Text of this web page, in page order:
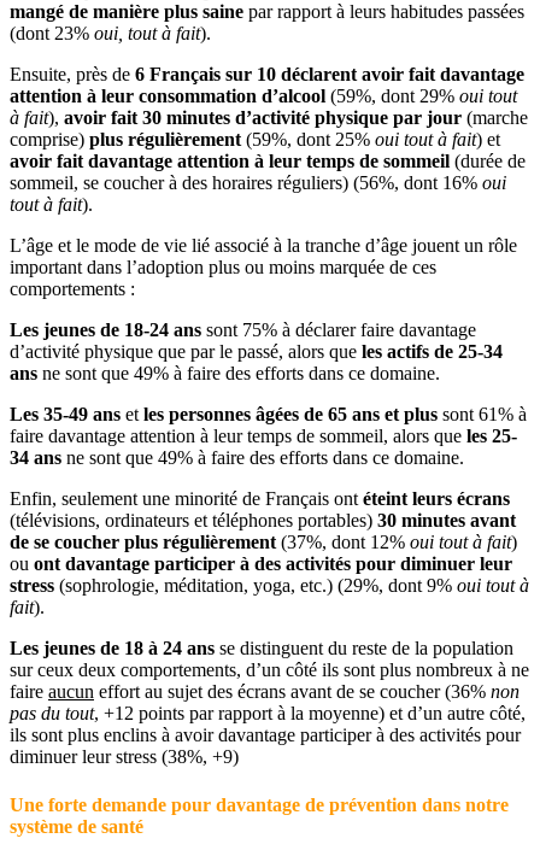
mangé de manière plus saine par rapport à leurs habitudes passées
(dont 23% oui, tout à fait).
Ensuite, près de 6 Français sur 10 déclarent avoir fait davantage
attention à leur consommation d’alcool (59%, dont 29% oui tout
à fait), avoir fait 30 minutes d’activité physique par jour (marche
comprise) plus régulièrement (59%, dont 25% oui tout à fait) et
avoir fait davantage attention à leur temps de sommeil (durée de
sommeil, se coucher à des horaires réguliers) (56%, dont 16% oui
tout à fait).
L’âge et le mode de vie lié associé à la tranche d’âge jouent un rôle
important dans l’adoption plus ou moins marquée de ces
comportements :
Les jeunes de 18-24 ans sont 75% à déclarer faire davantage
d’activité physique que par le passé, alors que les actifs de 25-34
ans ne sont que 49% à faire des efforts dans ce domaine.
Les 35-49 ans et les personnes âgées de 65 ans et plus sont 61% à
faire davantage attention à leur temps de sommeil, alors que les 25-
34 ans ne sont que 49% à faire des efforts dans ce domaine.
Enfin, seulement une minorité de Français ont éteint leurs écrans
(télévisions, ordinateurs et téléphones portables) 30 minutes avant
de se coucher plus régulièrement (37%, dont 12% oui tout à fait)
ou ont davantage participer à des activités pour diminuer leur
stress (sophrologie, méditation, yoga, etc.) (29%, dont 9% oui tout à
fait).
Les jeunes de 18 à 24 ans se distinguent du reste de la population
sur ceux deux comportements, d’un côté ils sont plus nombreux à ne
faire aucun effort au sujet des écrans avant de se coucher (36% non
pas du tout, +12 points par rapport à la moyenne) et d’un autre côté,
ils sont plus enclins à avoir davantage participer à des activités pour
diminuer leur stress (38%, +9)
Une forte demande pour davantage de prévention dans notre
système de santé